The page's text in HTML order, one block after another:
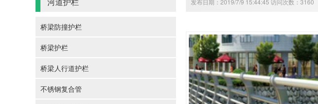
桥梁防撞护栏
桥梁护栏
桥梁人行道护栏
不锈钢复合管
发布日期：2019/7/9 15:44:45 访问次数：3160